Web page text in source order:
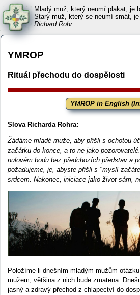
Mladý muž, který neumí plakat, je
Starý muž, který se neumí smát, je
Richard Rohr
YMROP
Rituál přechodu do dospělosti
YMROP in English
Slova Richarda Rohra:
Žádáme mladé muže, aby přišli s ochotou
začátku do konce, a to ne jako
nulovém bodu bez předchozích představ a
požadujeme, je, abyste přišli s "myslí
srdcem. Nakonec, iniciace jako život sám,
Položíme-li dnešním mladým mužům
mužem, většina z nich bude zmatena.
jasný a zdravý přechod z chlapectví do